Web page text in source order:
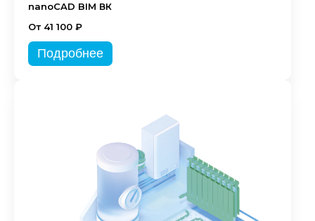
nanoCAD BIM ВК
От 41 100 ₽
Подробнее